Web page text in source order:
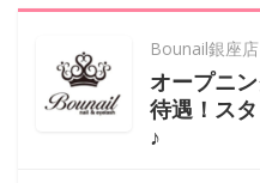
Bounail銀座店
オープニ
待遇！ス
♪